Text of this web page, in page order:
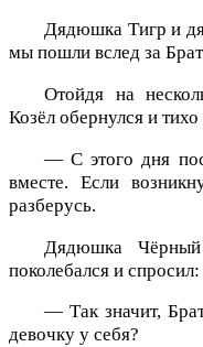
Дядюшка Тигр и
мы пошли вслед за
Отойдя на
Козёл обернулся и
— С этого дня
вместе. Если
разберусь.
Дядюшка
поколебался и спросил:
— Так значит,
девочку у себя?